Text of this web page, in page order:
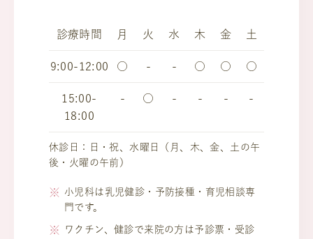
診療時間 月 火 水 木 金 土
9:00-12:00 ○ - - ○ ○ ○
15:00-
18:00
- ○ - - - -
休診日：日・祝、水曜日（月、木、金、土の午
後・火曜の午前）
小児科は乳児健診・予防接種・育児相談専
門です。
ワクチン、健診で来院の方は予診票・受診